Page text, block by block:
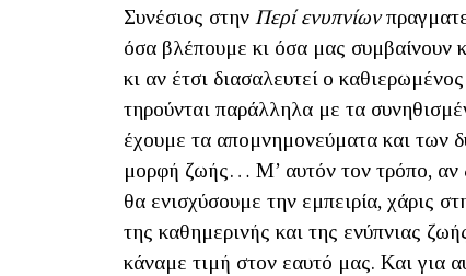
Συνέσιος στην Περί ενυπνίων
όσα βλέπουμε κι όσα μας συμβαίνουν
κι αν έτσι διασαλευτεί ο
τηρούνται παράλληλα με τα
έχουμε τα απομνημονεύματα και των
μορφή ζωής… Μ’ αυτόν τον τρόπο, αν
θα ενισχύσουμε την εμπειρία, χάρις
της καθημερινής και της ενύπνιας
κάναμε τιμή στον εαυτό μας. Και για